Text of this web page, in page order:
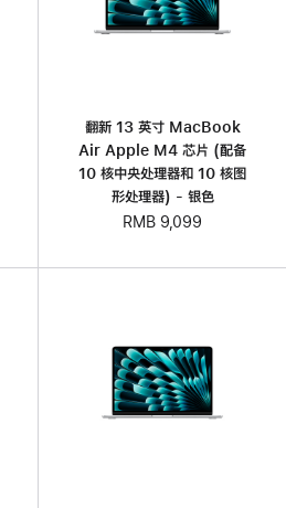
翻新 13 英寸 MacBook
Air Apple M4 芯片 (配备
10 核中央处理器和 10 核图
形处理器) - 银色
RMB 9,099